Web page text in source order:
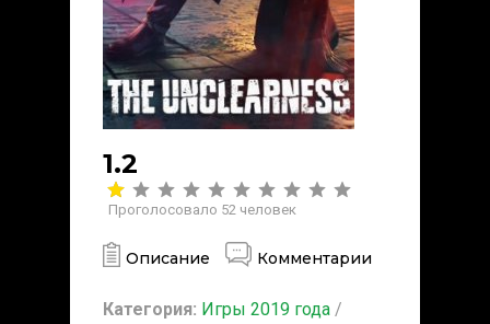
1.2
Проголосовало 52 человек
Описание Комментарии
Категория: Игры 2019 года /